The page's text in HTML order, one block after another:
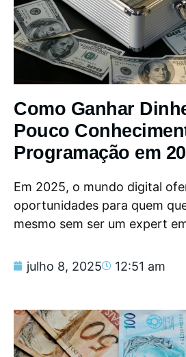
Como Ganhar
Pouco
Programação em
Em 2025, o mundo digital
oportunidades para quem
mesmo sem ser um expert
julho 8, 2025 12:51 am